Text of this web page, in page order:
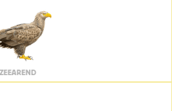
ZEEAREND